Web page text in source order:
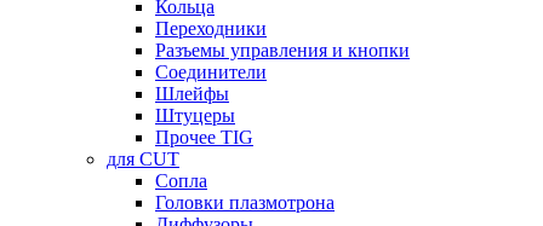
Кольца
Переходники
Разъемы управления и кнопки
Соединители
Шлейфы
Штуцеры
Прочее TIG
для CUT
Сопла
Головки плазмотрона